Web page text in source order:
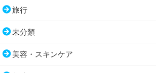
旅行
未分類
美容・スキンケア